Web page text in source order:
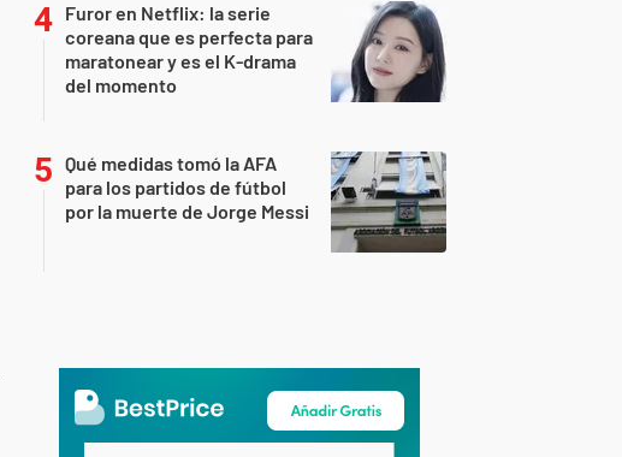
Furor en Netflix: la serie
coreana que es perfecta para
maratonear y es el K-drama
del momento
Qué medidas tomó la AFA
para los partidos de fútbol
por la muerte de Jorge Messi